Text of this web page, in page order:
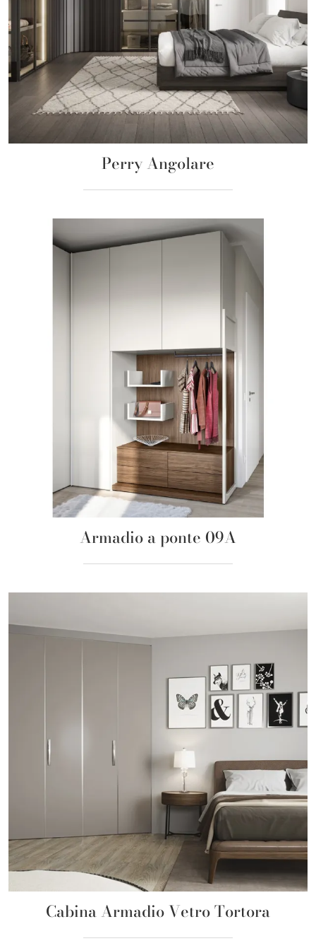
Perry Angolare
Armadio a ponte 09A
Cabina Armadio Vetro Tortora